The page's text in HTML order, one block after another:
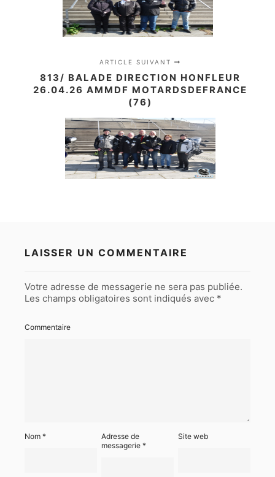
ARTICLE SUIVANT
813/ BALADE DIRECTION HONFLEUR
26.04.26 AMMDF MOTARDSDEFRANCE
(76)
LAISSER UN COMMENTAIRE
Votre adresse de messagerie ne sera pas publiée.
Les champs obligatoires sont indiqués avec *
Commentaire
Nom *
Adresse de
messagerie*
Site web